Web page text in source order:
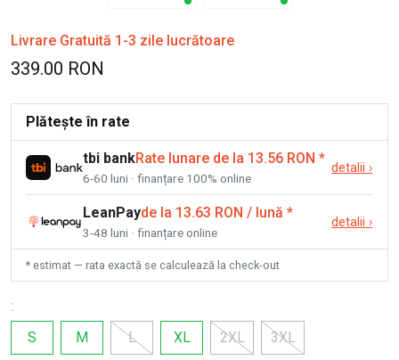
Livrare Gratuită 1-3 zile lucrătoare
339.00 RON
Plătește în rate
tbi bankRate lunare de la 13.56 RON *
6-60 luni · finanțare 100% online
detalii ›
LeanPayde la 13.63 RON / lună *
3-48 luni · finanțare online
detalii ›
* estimat — rata exactă se calculează la check-out
:
S
M L XL 2XL 3XL